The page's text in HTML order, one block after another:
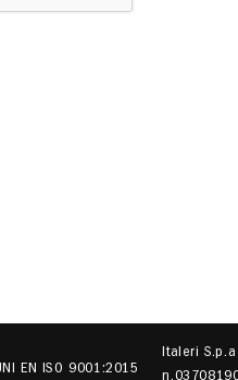
EN ISO 9001:2015
Italeri S.p.a